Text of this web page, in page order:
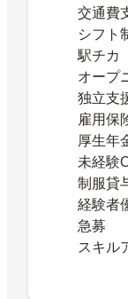
交通費
シフト
駅チカ
オープ
独立支
雇用保
厚生年
未経験
制服貸
経験者
急募
スキル